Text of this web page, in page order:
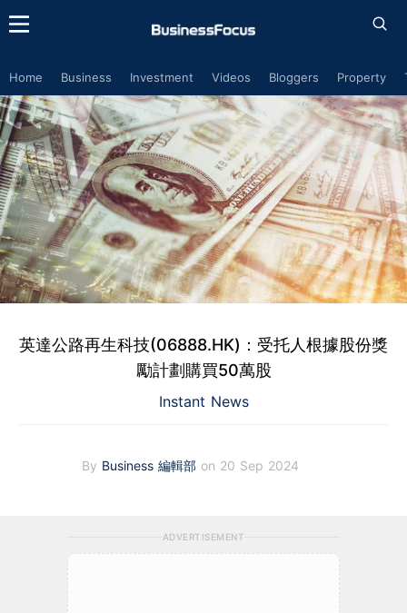
Home Business Investment Videos Bloggers Property
英達公路再生科技(06888.HK)：受托人根據股份獎
勵計劃購買50萬股
Instant News
By Business 編輯部 on 20 Sep 2024
ADVERTISEMENT